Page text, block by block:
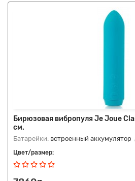
Бирюзовая вибропуля Je Joue
см.
Батарейки: встроенный аккумулятор
Цвет/размер: